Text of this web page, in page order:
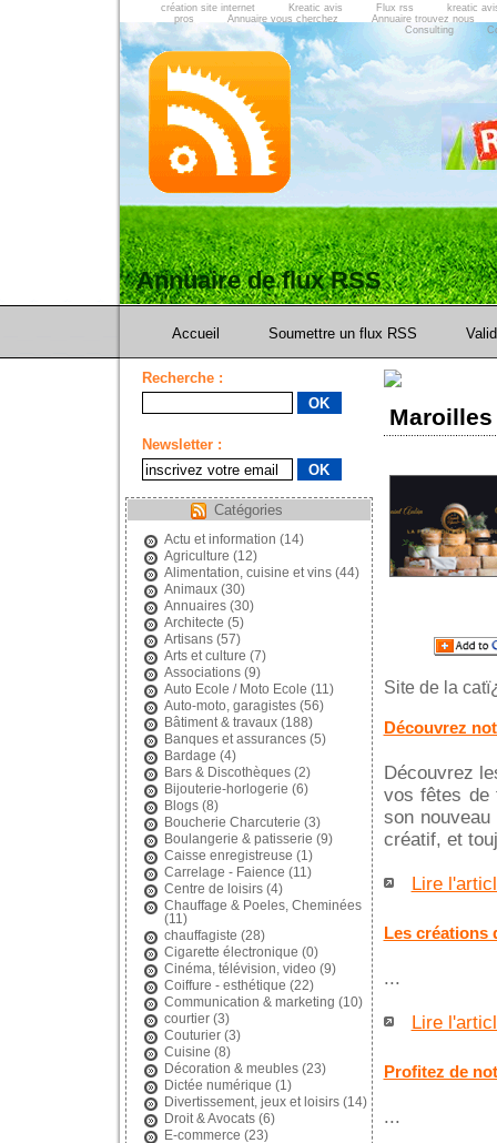
création site internet Kreatic avis Flux rss
kreatic
pros
Annuaire vous cherchez
Annuaire trouvez nous
Consulting
Annuaire de flux RSS
Accueil Soumettre un flux RSS
Recherche :
Newsletter :
Catégories
Actu et information (14)
Agriculture (12)
Alimentation, cuisine et vins(44)
Animaux(30)
Annuaires(30)
Architecte (5)
Artisans(57)
Arts et culture (7)
Associations(9)
Auto Ecole / Moto Ecole (11)
Auto-moto, garagistes(56)
Bâtiment & travaux(188)
Banques et assurances(5)
Bardage (4)
Bars & Discothèques(2)
Bijouterie-horlogerie (6)
Blogs(8)
Boucherie Charcuterie (3)
Boulangerie & patisserie (9)
Caisse enregistreuse (1)
Carrelage - Faience (11)
Centre de loisirs(4)
Chauffage & Poeles, Cheminées
(11)
chauffagiste (28)
Cigarette électronique (0)
Cinéma, télévision, video (9)
Coiffure - esthétique (22)
Communication & marketing (10)
courtier(3)
Couturier(3)
Cuisine (8)
Décoration & meubles(23)
Dictée numérique (1)
Divertissement, jeux et loisirs(14)
Droit & Avocats(6)
E-commerce (23)
Site de la
Découvrez
Découvrez
vos fêtes de
son
créatif, et
Lire
Les créations
...
Lire
Profitez de
...